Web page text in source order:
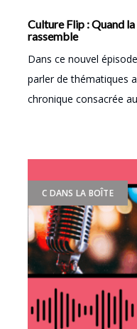
Culture Flip : Quand
rassemble
Dans ce nouvel
parler de thématiques
chronique consacrée
C DANS LA BOÎTE